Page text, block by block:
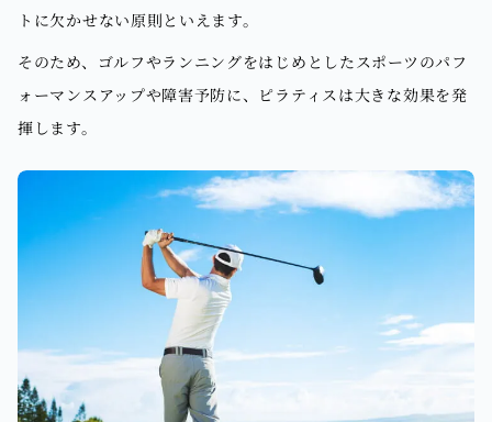
トに欠かせない原則といえます。
そのため、ゴルフやランニングをはじめとしたスポーツのパフ
ォーマンスアップや障害予防に、ピラティスは大きな効果を発
揮します。